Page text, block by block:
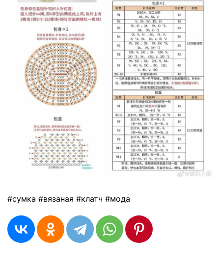
#сумка #вязаная #клатч #мода